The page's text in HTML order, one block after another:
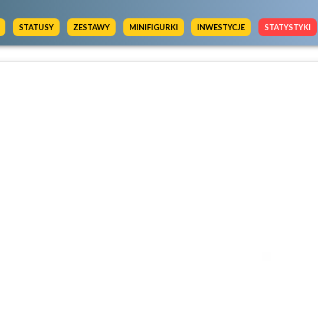
STATUSY ZESTAWY MINIFIGURKI INWESTYCJE STATYSTYKI